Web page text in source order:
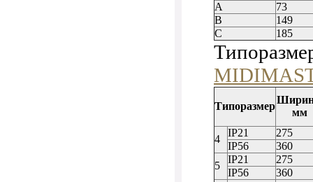
A
73
В
149
С
185
Типоразмер
мм
4
IP21
275
IP56
360
5
IP21
275
IP56
360